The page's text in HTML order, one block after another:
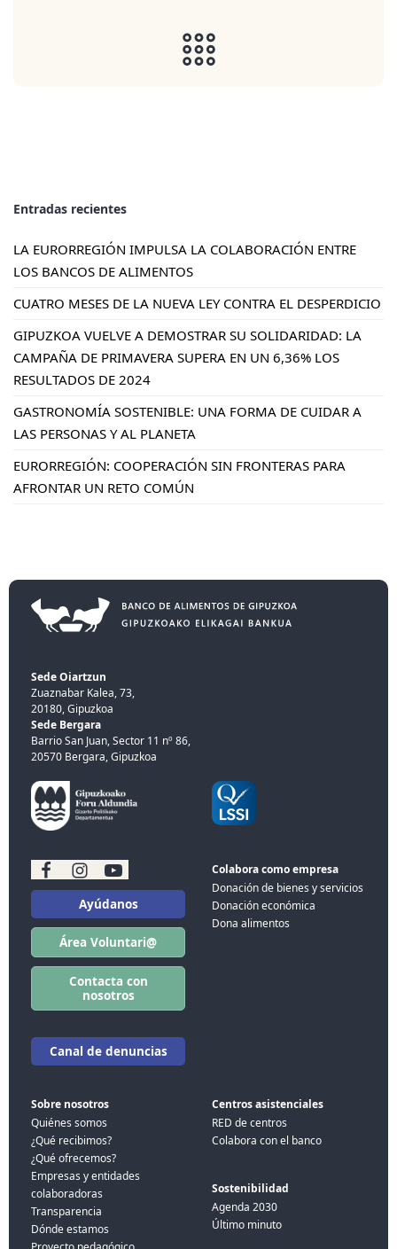
Entradas recientes
LA EURORREGIÓN IMPULSA LA COLABORACIÓN ENTRE
LOS BANCOS DE ALIMENTOS
CUATRO MESES DE LA NUEVA LEY CONTRA EL DESPERDICIO
GIPUZKOA VUELVE A DEMOSTRAR SU SOLIDARIDAD: LA
CAMPAÑA DE PRIMAVERA SUPERA EN UN 6,36% LOS
RESULTADOS DE 2024
GASTRONOMÍA SOSTENIBLE: UNA FORMA DE CUIDAR A
LAS PERSONAS Y AL PLANETA
EURORREGIÓN: COOPERACIÓN SIN FRONTERAS PARA
AFRONTAR UN RETO COMÚN
Sede Oiartzun
Zuaznabar Kalea, 73,
20180, Gipuzkoa
Sede Bergara
Barrio San Juan, Sector 11 nº 86,
20570 Bergara, Gipuzkoa
Ayúdanos
Área Voluntari@
Contacta con
nosotros
Canal de denuncias
Colabora como empresa
Donación de bienes y servicios
Donación económica
Dona alimentos
Sobre nosotros
Quiénes somos
¿Qué recibimos?
¿Qué ofrecemos?
Empresas y entidades
colaboradoras
Transparencia
Dónde estamos
Centros asistenciales
RED de centros
Colabora con el banco
Sostenibilidad
Agenda 2030
Último minuto